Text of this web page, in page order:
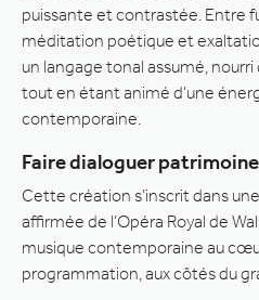
puissante et contrastée. Entre
méditation poétique et
un langage tonal assumé,
tout en étant animé d’une
contemporaine.
Faire dialoguer
Cette création s’inscrit dans
affirmée de l’Opéra Royal de
musique contemporaine au
programmation, aux côtés du